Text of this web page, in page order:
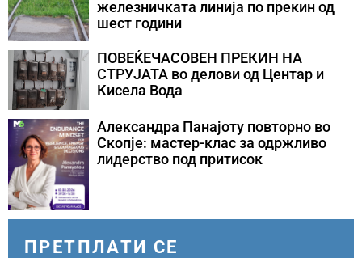
железничката линија по прекин од
шест години
ПОВЕЌЕЧАСОВЕН ПРЕКИН НА
СТРУЈАТА во делови од Центар и
Кисела Вода
Александра Панајоту повторно во
Скопје: мастер-клас за одржливо
лидерство под притисок
ПРЕТПЛАТИ СЕ